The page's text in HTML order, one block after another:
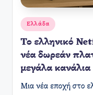
Αναρτήθηκε
σε
Ελλάδα
Το ελληνικό
νέα δωρεάν
μεγάλα κανάλια
Μια νέα εποχή στο